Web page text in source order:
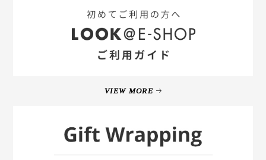
VIEW MORE